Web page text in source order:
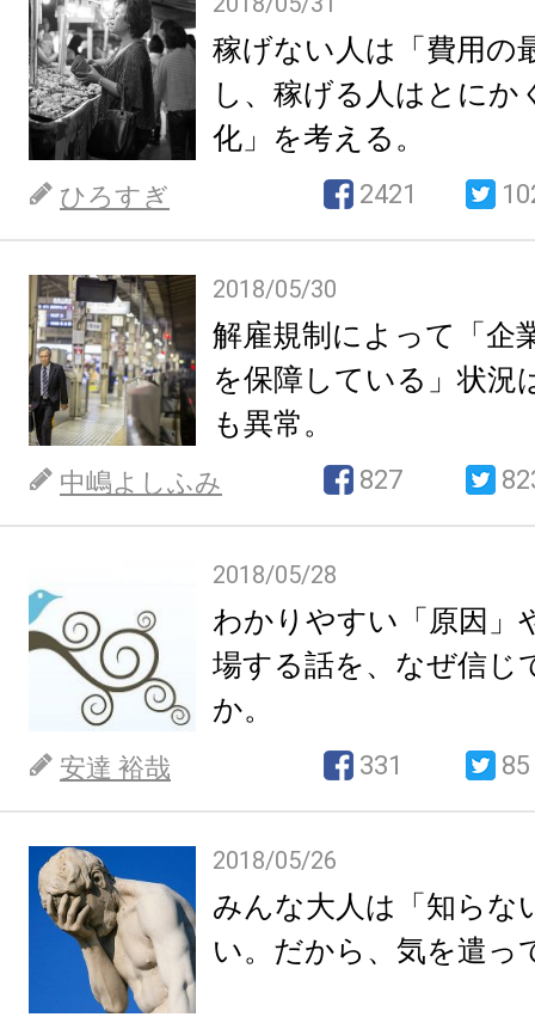
稼げない人は「費用の
し、稼げる人はとにか
化」を考える。
ひろすぎ 2421
2018/05/30
解雇規制によって「企
を保障している」状況
も異常。
中嶋よしふみ 827
2018/05/28
わかりやすい「原因」
場する話を、なぜ信じ
か。
安達 裕哉 331 85
2018/05/26
みんな大人は「知らな
い。だから、気を遣っ